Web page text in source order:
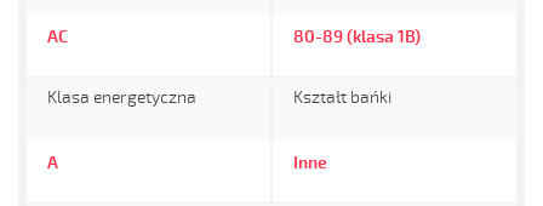
AC 80-89 (klasa 1B)
Klasa energetyczna
A
Kształt bańki
Inne